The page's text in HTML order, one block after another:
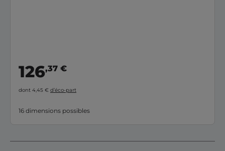
126,37 €
dont 4,45 € d’éco-part
16 dimensions possibles